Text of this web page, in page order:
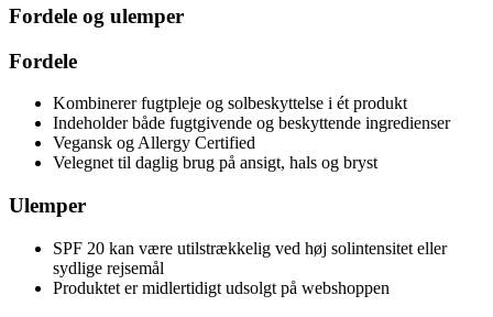
Fordele og ulemper
Fordele
Kombinerer fugtpleje og solbeskyttelse i ét produkt
Indeholder både fugtgivende og beskyttende ingredienser
Vegansk og Allergy Certified
Velegnet til daglig brug på ansigt, hals og bryst
Ulemper
SPF 20 kan være utilstrækkelig ved høj solintensitet eller
sydlige rejsemål
Produktet er midlertidigt udsolgt på webshoppen